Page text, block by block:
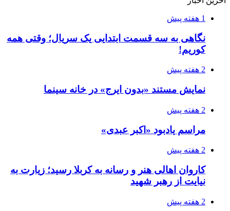
1 هفته پیش
نگاهی به سه قسمت ابتدایی یک سریال؛ وقتی همه
کوریم!
2 هفته پیش
نمایش مستند «بدون ایرج» در خانه سینما
2 هفته پیش
مراسم یادبود «اکبر عبدی»
2 هفته پیش
کاروان اهالی هنر و رسانه به کربلا رسید؛ زیارت به
نیایت از رهبر شهید
2 هفته پیش